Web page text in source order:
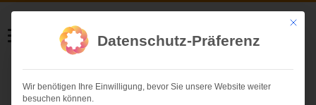
Helmut Swoboda
Fotografie
Herzlich willkommen
Mit
Datenschutz-Präferenz
Wir benötigen Ihre Einwilligung, bevor Sie unsere Website weiter
besuchen können.